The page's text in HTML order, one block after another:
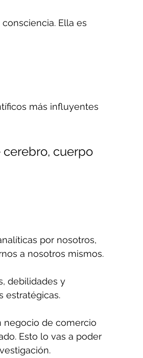
Ella es
más influyentes
cerebro, cuerpo
por nosotros,
a nosotros mismos.
debilidades y
estratégicas.
negocio de comercio
Esto lo vas a poder